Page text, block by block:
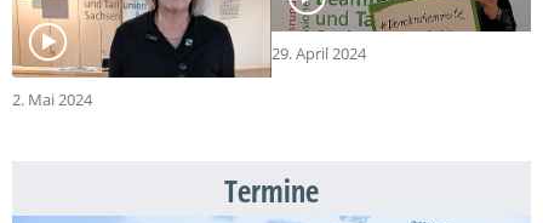
2. Mai 2024
29. April 2024
Termine